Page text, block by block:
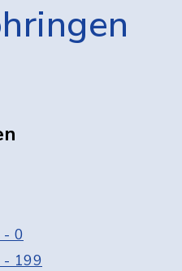
0
199